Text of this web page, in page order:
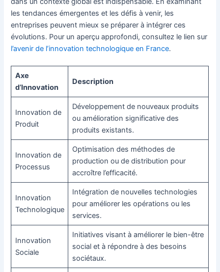
les tendances émergentes et les défis à venir, les
entreprises peuvent mieux se préparer à intégrer ces
évolutions. Pour un aperçu approfondi, consultez le lien sur
l’avenir de l’innovation technologique en France.
Axe
d’Innovation
Description
Innovation de
Produit
Développement de nouveaux produits
ou amélioration significative des
produits existants.
Innovation de
Processus
Optimisation des méthodes de
production ou de distribution pour
accroître l’efficacité.
Innovation
Technologique
Intégration de nouvelles technologies
pour améliorer les opérations ou les
services.
Innovation
Sociale
Initiatives visant à améliorer le bien-être
social et à répondre à des besoins
sociétaux.